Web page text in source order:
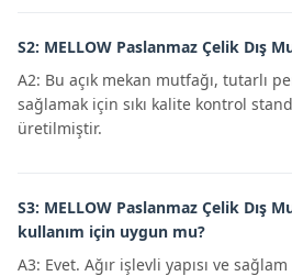
S2: MELLOW Paslanmaz Çelik Dış
A2: Bu açık mekan mutfağı, tutarlı
sağlamak için sıkı kalite kontrol
üretilmiştir.
S3: MELLOW Paslanmaz Çelik Dış
kullanım için uygun mu?
A3: Evet. Ağır işlevli yapısı ve